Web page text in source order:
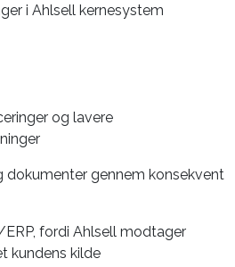
i Ahlsell kernesystem
og lavere
dokumenter gennem konsekvent
fordi Ahlsell modtager
kundens kilde